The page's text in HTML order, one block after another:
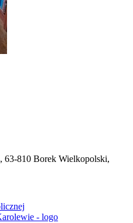
63-810 Borek Wielkopolski,